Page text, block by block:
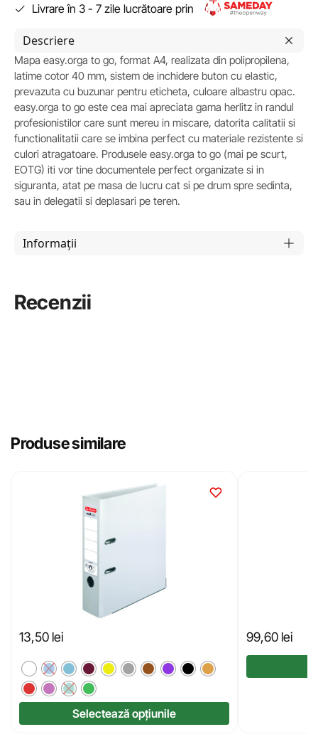
Livrare în 3 - 7 zile lucrătoare prin
Descriere
Mapa easy.orga to go, format A4, realizata din polipropilena,
latime cotor 40 mm, sistem de inchidere buton cu elastic,
prevazuta cu buzunar pentru eticheta, culoare albastru opac.
easy.orga to go este cea mai apreciata gama herlitz in randul
profesionistilor care sunt mereu in miscare, datorita calitatii si
functionalitatii care se imbina perfect cu materiale rezistente si
culori atragatoare. Produsele easy.orga to go (mai pe scurt,
EOTG) iti vor tine documentele perfect organizate si in
siguranta, atat pe masa de lucru cat si pe drum spre sedinta,
sau in delegatii si deplasari pe teren.
Informații
Recenzii
Produse similare
13,50 lei
Selectează opțiunile
99,60 lei